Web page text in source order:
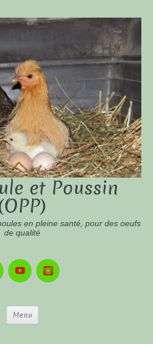
et Poussin
en pleine santé, pour des oeufs
de qualité
Menu